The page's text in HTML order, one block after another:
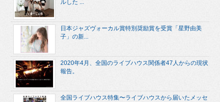
ルした ...
日本ジャズヴォーカル賞特別奨励賞を受賞「星野由美
子」の新...
2020年4月、全国のライブハウス関係者47人からの現状
報告。
全国ライブハウス特集〜ライブハウスから届いたメッセ